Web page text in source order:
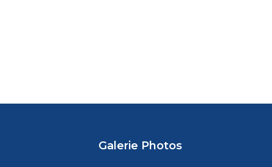
Galerie Photos